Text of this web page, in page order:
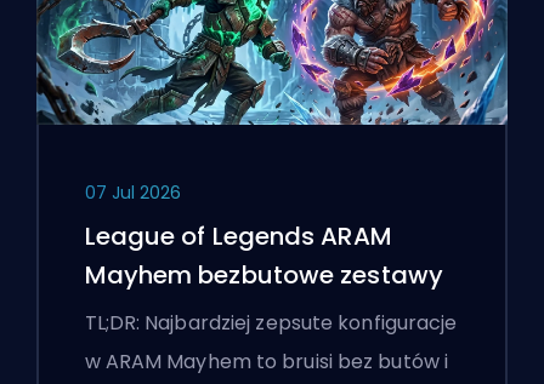
07 Jul 2026
League of Legends ARAM
Mayhem bezbutowe zestawy
TL;DR: Najbardziej zepsute konfiguracje
w ARAM Mayhem to bruisi bez butów i